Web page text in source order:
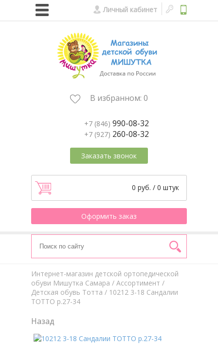
Личный кабинет
В избранном: 0
+7 (846) 990-08-32
+7 (927) 260-08-32
Заказать звонок
0 руб. / 0 штук
Оформить заказ
Интернет-магазин детской ортопедической
обуви Мишутка Самара / Aссортимент /
Детская обувь Тотта / 10212 3-18 Сандалии
ТОТТО р.27-34
Назад